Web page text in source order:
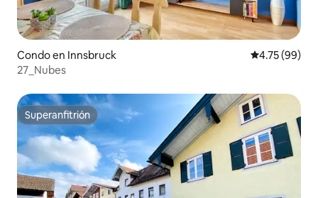
Condo en Innsbruck Calificación
4.75 (99)
27_Nubes
Superanfitrión
Superanfitrión